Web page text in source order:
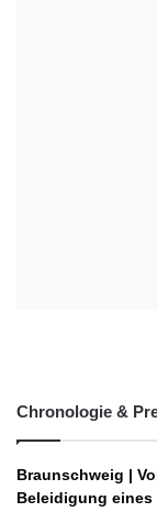
Chronologie &
Braunschweig |
Beleidigung eines